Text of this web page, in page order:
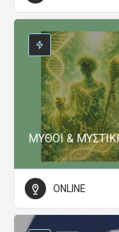
ΜΥΘΟΙ &
ONLINE